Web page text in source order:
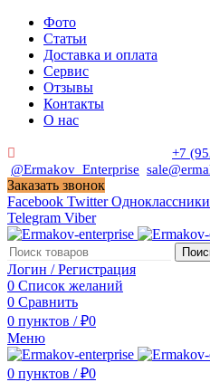
Фото
Статьи
Доставка и оплата
Сервис
Отзывы
Контакты
О нас
+7
@Ermakov_Enterprise
Заказать звонок
Facebook Twitter Одноклассники
Telegram Viber
Логин / Регистрация
0 Список желаний
0 Сравнить
0 пунктов / ₽0
Меню
0 пунктов / ₽0